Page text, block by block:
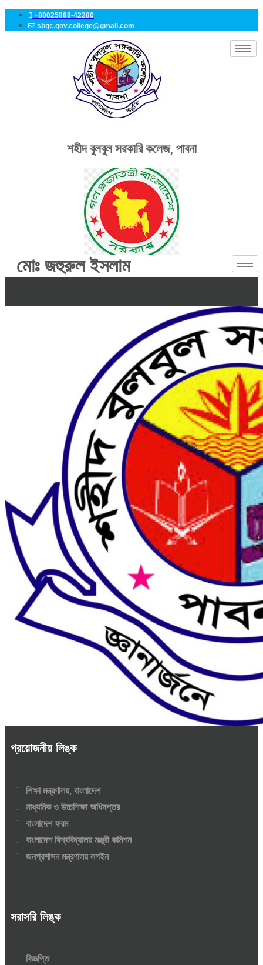
Skip
+88025888-42280
sbgc.gov.college@gmail.com
শহীদ বুলবুল সরকারি কলেজ, পাবনা
মোঃ জহুরুল ইসলাম
প্রয়োজনীয় লিঙ্ক
শিক্ষা মন্ত্রণালয়, বাংলাদেশ
মাধ্যমিক ও উচ্চশিক্ষা অধিদপ্তর
বাংলাদেশ ফরম
বাংলাদেশ বিশ্ববিদ্যালয় মঞ্জুরী কমিশন
জনপ্রশাসন মন্ত্রণালয় লগইন
সরাসরি লিঙ্ক
বিজ্ঞপ্তি